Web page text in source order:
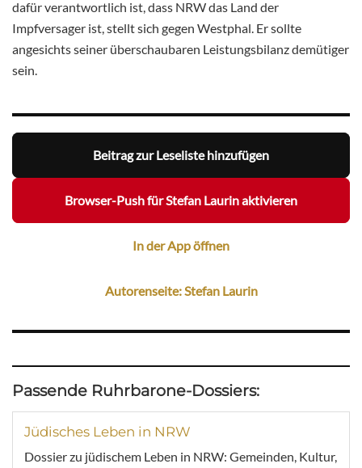
dafür verantwortlich ist, dass NRW das Land der
Impfversager ist, stellt sich gegen Westphal. Er sollte
angesichts seiner überschaubaren Leistungsbilanz demütiger
sein.
Beitrag zur Leseliste hinzufügen
Browser-Push für Stefan Laurin aktivieren
In der App öffnen
Autorenseite: Stefan Laurin
Passende Ruhrbarone-Dossiers:
Jüdisches Leben in NRW
Dossier zu jüdischem Leben in NRW: Gemeinden, Kultur,